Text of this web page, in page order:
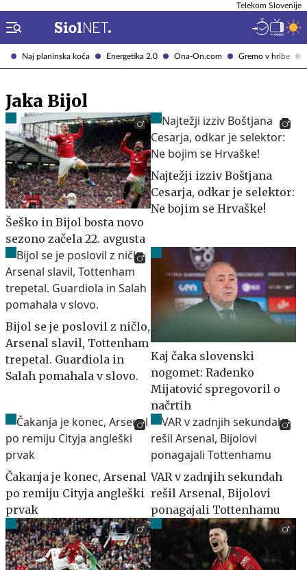
Naj planinska koča Energetika 2.0 Ona-On.com Gremo v hribe
Telekom Slovenije
Jaka Bijol
Šeško in Bijol bosta novo
sezono začela 22. avgusta
Najtežji izziv Boštjana
Cesarja, odkar je selektor:
Ne bojim se Hrvaške!
Bijol se je poslovil z ničlo,
Arsenal slavil, Tottenham
trepetal. Guardiola in
Salah pomahala v slovo.
Kaj čaka slovenski
nogomet: Radenko
Mijatović spregovoril o
načrtih
Čakanja je konec, Arsenal
po remiju Cityja angleški
prvak
VAR v zadnjih sekundah
rešil Arsenal, Bijolovi
ponagajali Tottenhamu